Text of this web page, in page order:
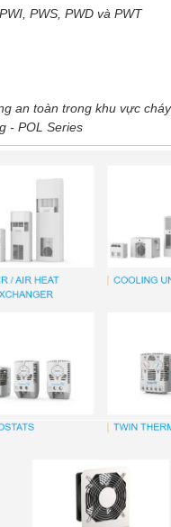
PWS, PWD và PWT
an toàn trong khu vực
- POL Series